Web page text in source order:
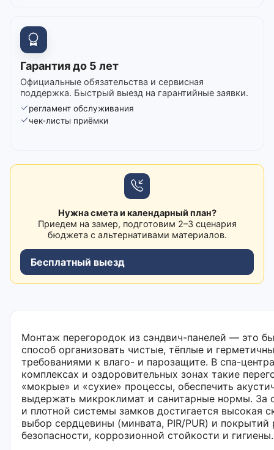
Гарантия до 5 лет
Официальные обязательства и сервисная
поддержка. Быстрый выезд на гарантийные заявки.
регламент обслуживания
чек-листы приёмки
Нужна смета и календарный план?
Приедем на замер, подготовим 2–3 сценария
бюджета с альтернативами материалов.
Бесплатный выезд
Монтаж перегородок из сэндвич-панелей — это
способ организовать чистые, тёплые и
требованиями к влаго- и парозащите. В спа-
комплексах и оздоровительных зонах такие
«мокрые» и «сухие» процессы, обеспечить
выдержать микроклимат и санитарные нормы. За
и плотной системы замков достигается высокая
выбор сердцевины (минвата, PIR/PUR) и
безопасности, коррозионной стойкости и гигиены.